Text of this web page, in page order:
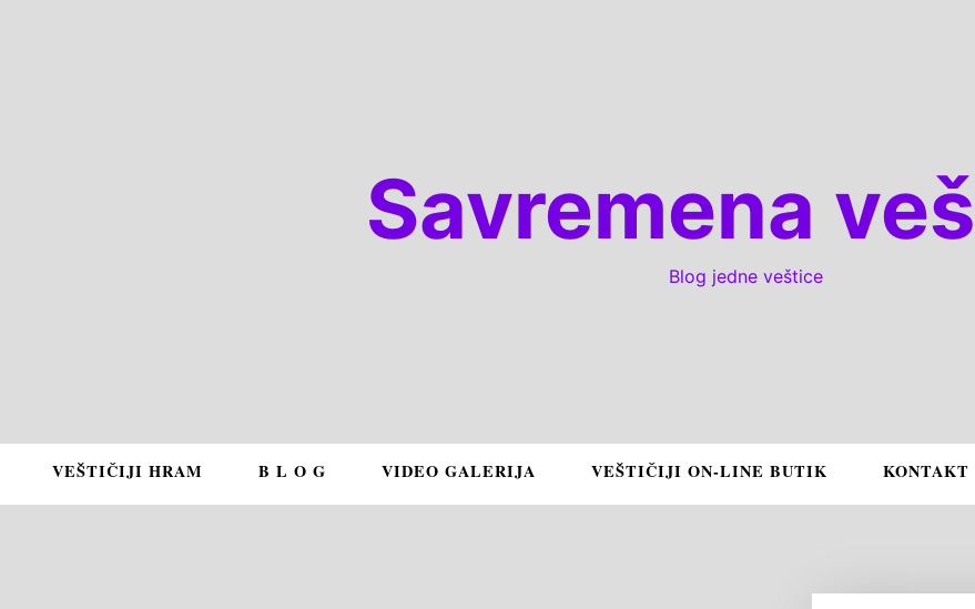
Savremena
Blog jedne veštice
VEŠTIČIJI HRAM B L O G VIDEO GALERIJA VEŠTIČIJI ON-LINE BUTIK KONTAKT